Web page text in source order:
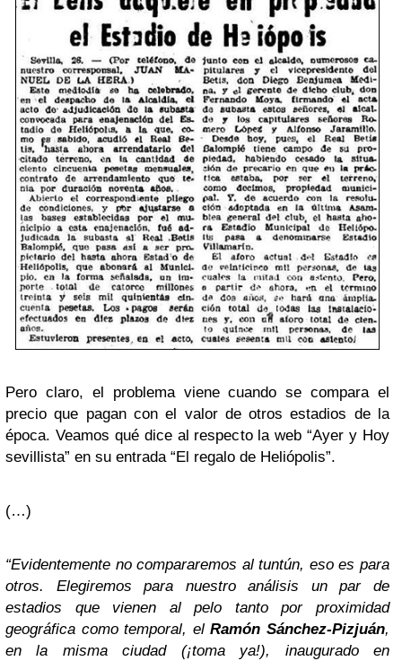
Pero claro, el problema viene cuando se compara el
precio que pagan con el valor de otros estadios de la
época. Veamos qué dice al respecto la web “Ayer y Hoy
sevillista” en su entrada “El regalo de Heliópolis”.
(…)
“Evidentemente no compararemos al tuntún, eso es para
otros. Elegiremos para nuestro análisis un par de
estadios que vienen al pelo tanto por proximidad
geográfica como temporal, elRamón Sánchez-Pizjuán,
en la misma ciudad (¡toma ya!), inaugurado en